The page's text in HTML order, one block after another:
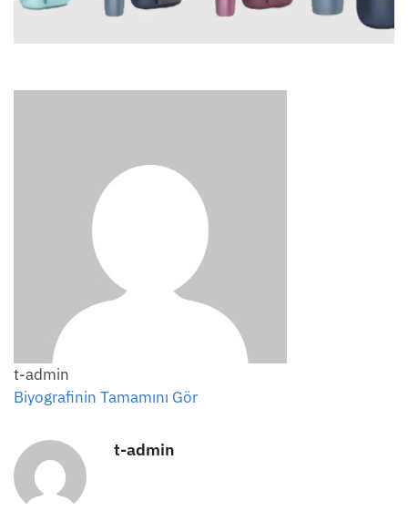
t-admin
Biyografinin Tamamını Gör
t-admin